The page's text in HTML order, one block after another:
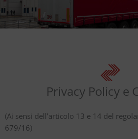
Privacy Policy e
(Ai sensi dell’articolo 13 e 14 del
679/16)